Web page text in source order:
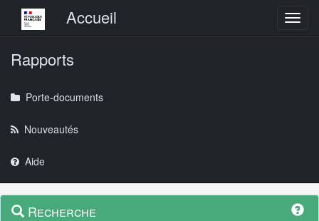
Menu principalAccueil
Rapports
Porte-documents
Nouveautés
Aide
Navigation
Menu
contextuel
Recherche